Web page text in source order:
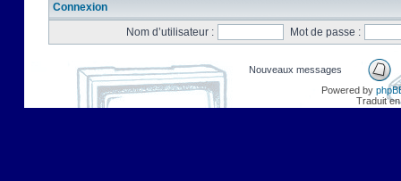
Connexion
Nom d’utilisateur :
Mot de passe :
Nouveaux messages
Powered by
Traduit